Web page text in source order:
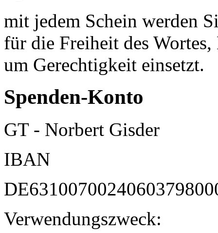
mit jedem Schein werden
für die Freiheit des
um Gerechtigkeit einsetzt.
Spenden-Konto
GT - Norbert Gisder
IBAN
Verwendungszweck: